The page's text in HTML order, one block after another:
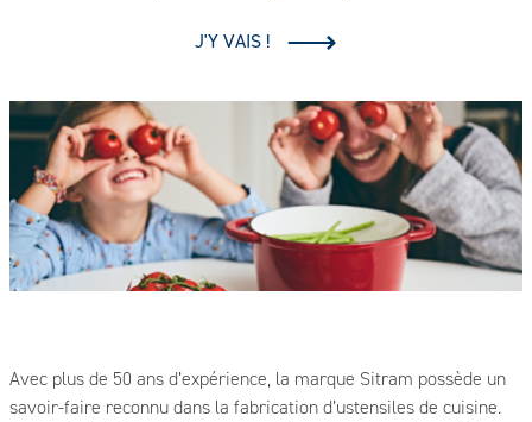
J'Y VAIS !
Avec plus de 50 ans d’expérience, la marque Sitram possède un
savoir-faire reconnu dans la fabrication d’ustensiles de cuisine.